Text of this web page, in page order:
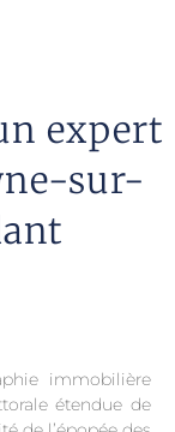
expert
sur-
immobilière
étendue de